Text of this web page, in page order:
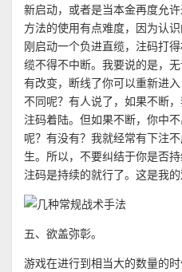
新启动，或者是当本金再度允
方法的使用有点难度，因为认
刚启动一个负进直缆，注码打
缆不得不中断。我要说的是，
有改变，断线了你可以重新进
不同呢？有人说了，如果不断
注码着陆。但如果不断，你中
呢？有没有？我就经常有下注
生。所以，不要纠结于你是否
注码是持续的就行了。这是我的
五、欲盖弥彰。
游戏在进行到相当大的数量的